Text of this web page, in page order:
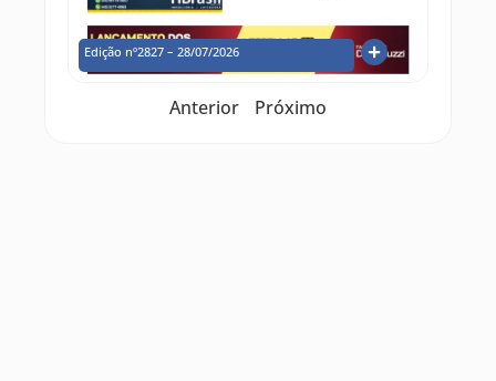
Edição nº2827 – 28/07/2026
Anterior Próximo